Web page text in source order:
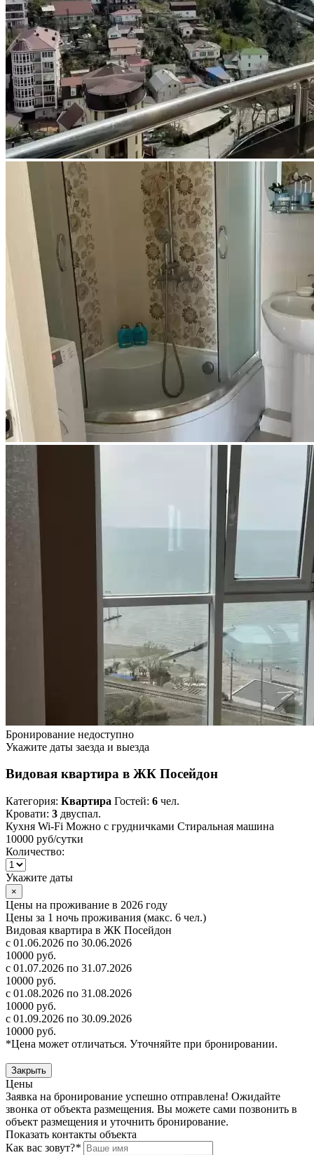
Бронирование недоступно
Укажите даты заезда и выезда
Видовая квартира в ЖК Посейдон
Категория: Квартира Гостей: 6 чел.
Кровати: 3 двуспал.
Кухня Wi-Fi Можно с грудничками Стиральная машина
10000 руб/сутки
Количество:
Укажите даты
×
Цены на проживание в 2026 году
Цены за 1 ночь проживания (макс. 6 чел.)
Видовая квартира в ЖК Посейдон
с 01.06.2026 по 30.06.2026
10000 руб.
с 01.07.2026 по 31.07.2026
10000 руб.
с 01.08.2026 по 31.08.2026
10000 руб.
с 01.09.2026 по 30.09.2026
10000 руб.
*Цена может отличаться. Уточняйте при бронировании.
Закрыть
Цены
Заявка на бронирование успешно отправлена! Ожидайте
звонка от объекта размещения. Вы можете сами позвонить в
объект размещения и уточнить бронирование.
Показать контакты объекта
Как вас зовут?*